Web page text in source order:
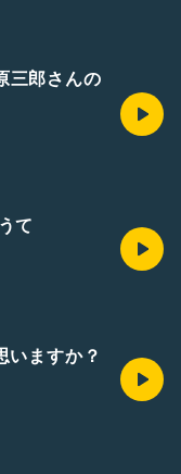
三郎さんの
て
いますか？